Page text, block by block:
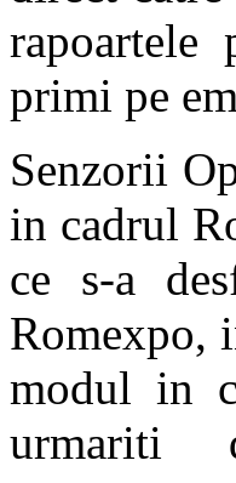
rapoartele
primi pe
Senzorii
in cadrul
ce s-a
Romexpo,
modul in
urmariti